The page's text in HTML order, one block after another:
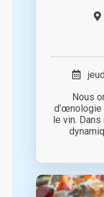
Nous
d’œnologie
le vin.